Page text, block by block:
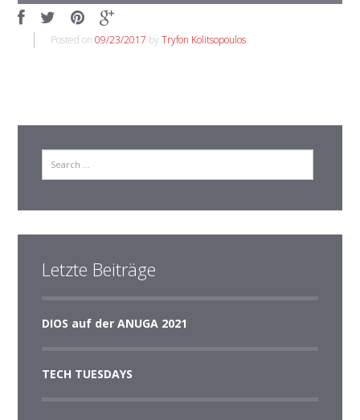
Posted on09/23/2017 byTryfon Kolitsopoulos
Letzte Beiträge
DIOS auf der ANUGA 2021
TECH TUESDAYS